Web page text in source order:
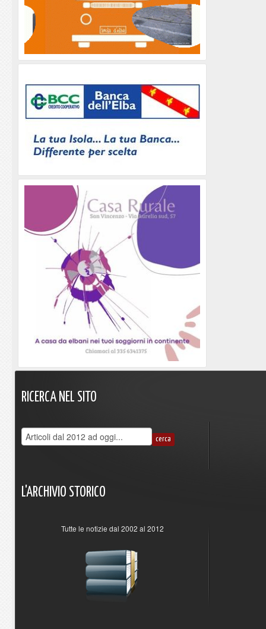
RICERCA NEL SITO
L'ARCHIVIO STORICO
Tutte le notizie dal 2002 al 2012